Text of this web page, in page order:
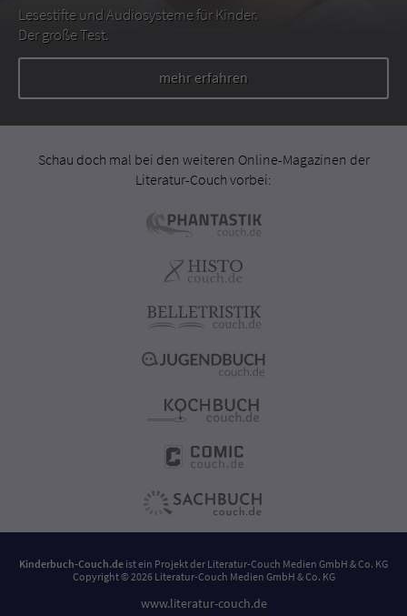
Lesestifte und Audiosysteme für Kinder.
Der große Test.
mehr erfahren
Schau doch mal bei den weiteren Online-Magazinen der
Literatur-Couch vorbei:
Kinderbuch-Couch.de ist ein Projekt der Literatur-Couch Medien GmbH & Co. KG
Copyright © 2026 Literatur-Couch Medien GmbH & Co. KG
www.literatur-couch.de